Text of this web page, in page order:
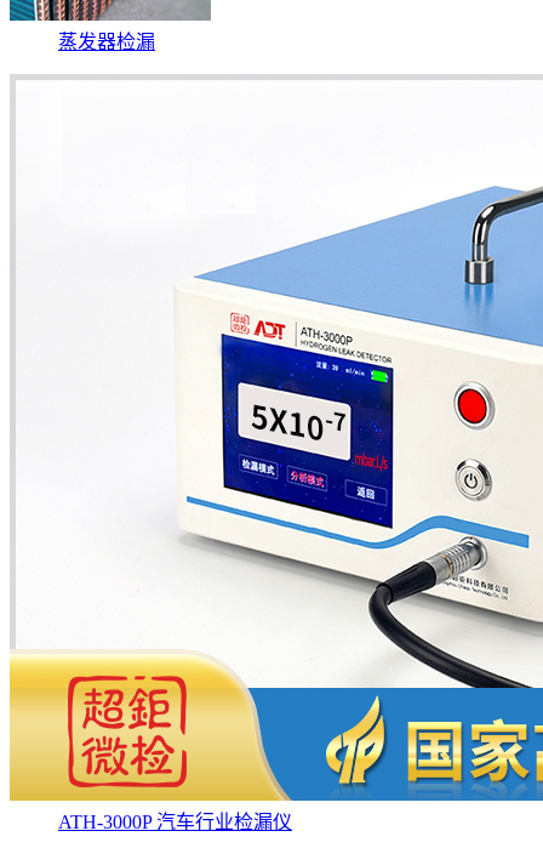
蒸发器检漏
ATH-3000P 汽车行业检漏仪